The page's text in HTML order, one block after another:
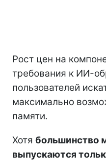
Рост цен на
требования к ИИ-
пользователей
максимально
памяти.
Хотя большинство
выпускаются